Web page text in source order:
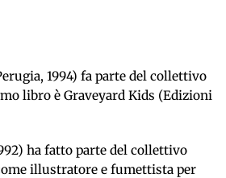
1994) fa parte del collettivo
libro è Graveyard Kids (Edizioni
ha fatto parte del collettivo
illustratore e fumettista per